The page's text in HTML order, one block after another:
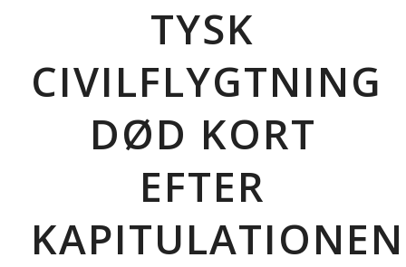
TYSK
CIVILFLYGTNING
DØD KORT
EFTER
KAPITULATIONEN